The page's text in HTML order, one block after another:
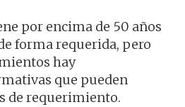
por encima de 50 años
forma requerida, pero
hay
que pueden
de requerimiento.